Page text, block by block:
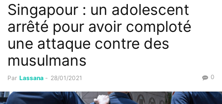
Singapour : un adolescent
arrêté pour avoir comploté
une attaque contre des
musulmans
Par Lassana - 28/01/2021 0